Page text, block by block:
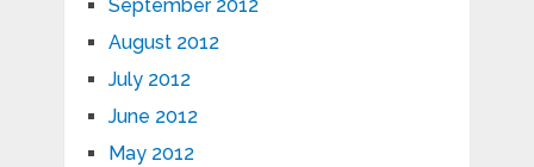
September 2012
August 2012
July 2012
June 2012
May 2012